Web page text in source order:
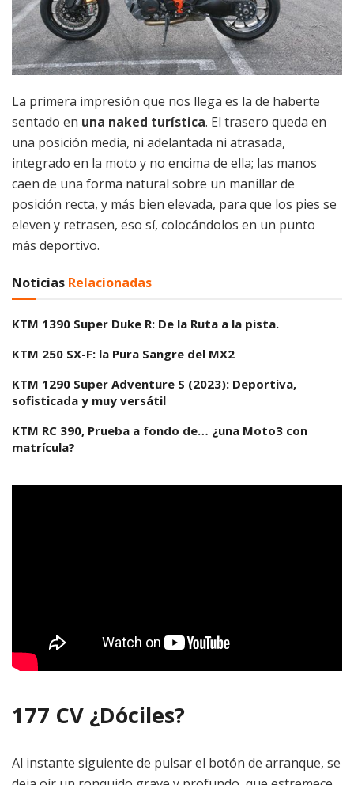
La primera impresión que nos llega es la de haberte
sentado en una naked turística. El trasero queda en
una posición media, ni adelantada ni atrasada,
integrado en la moto y no encima de ella; las manos
caen de una forma natural sobre un manillar de
posición recta, y más bien elevada, para que los pies se
eleven y retrasen, eso sí, colocándolos en un punto
más deportivo.
Noticias Relacionadas
KTM 1390 Super Duke R: De la Ruta a la pista.
KTM 250 SX-F: la Pura Sangre del MX2
KTM 1290 Super Adventure S (2023): Deportiva,
sofisticada y muy versátil
KTM RC 390, Prueba a fondo de… ¿una Moto3 con
matrícula?
177 CV ¿Dóciles?
Al instante siguiente de pulsar el botón de arranque, se